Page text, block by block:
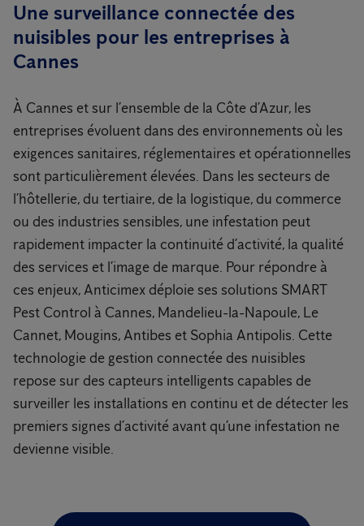
Une surveillance connectée des
nuisibles pour les entreprises à
Cannes
À Cannes et sur l’ensemble de la Côte d’Azur, les
entreprises évoluent dans des environnements où les
exigences sanitaires, réglementaires et opérationnelles
sont particulièrement élevées. Dans les secteurs de
l’hôtellerie, du tertiaire, de la logistique, du commerce
ou des industries sensibles, une infestation peut
rapidement impacter la continuité d’activité, la qualité
des services et l’image de marque. Pour répondre à
ces enjeux, Anticimex déploie ses solutions SMART
Pest Control à Cannes, Mandelieu-la-Napoule, Le
Cannet, Mougins, Antibes et Sophia Antipolis. Cette
technologie de gestion connectée des nuisibles
repose sur des capteurs intelligents capables de
surveiller les installations en continu et de détecter les
premiers signes d’activité avant qu’une infestation ne
devienne visible.